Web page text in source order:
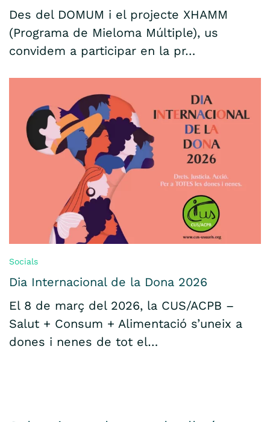
Des del DOMUM i el projecte XHAMM
(Programa de Mieloma Múltiple), us
convidem a participar en la pr…
Socials
Dia Internacional de la Dona 2026
El 8 de març del 2026, la CUS/ACPB –
Salut + Consum + Alimentació s’uneix a
dones i nenes de tot el…